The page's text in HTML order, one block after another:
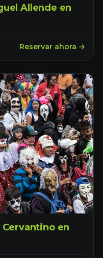
Allende en
Reservar ahora →
en